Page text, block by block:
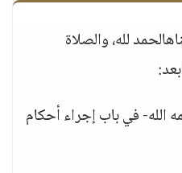
لله، والصلاة
الله- في باب إجراء أحكام